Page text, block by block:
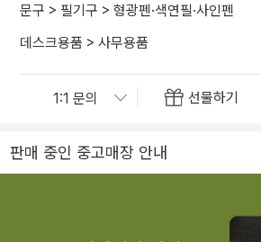
문구 > 필기구 > 형광펜·색연필·사인펜
데스크용품 > 사무용품
선물하기
판매 중인 중고매장 안내